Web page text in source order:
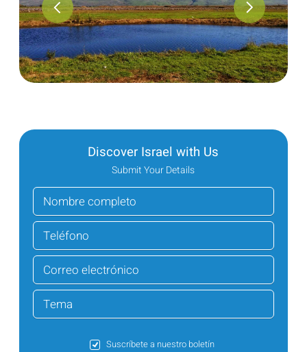
Discover Israel with Us
Submit Your Details
Suscríbete a nuestro boletín